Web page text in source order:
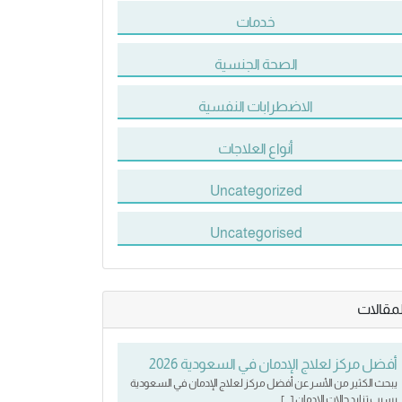
خدمات
الصحة الجنسية
الاضطرابات النفسية
أنواع العلاجات
Uncategorized
Uncategorised
أفضل مركز لعلاج الإدمان في السعودية 2026
يبحث الكثير من الأسر عن أفضل مركز لعلاج الإدمان في السعودية
بسبب تزايد حالات الإدمان […]